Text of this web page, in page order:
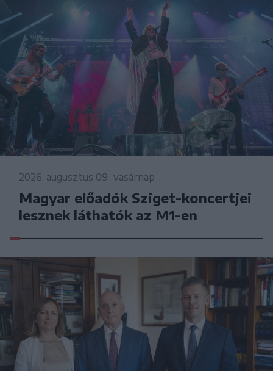
2026. augusztus 09., vasárnap
Magyar előadók Sziget-koncertjei
lesznek láthatók az M1-en